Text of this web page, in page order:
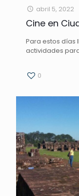
abril 5, 2022
Cine en
Para estos días
actividades
0